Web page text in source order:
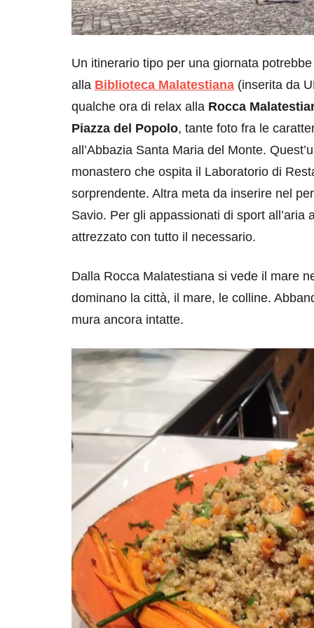
Un itinerario tipo per una giornata
alla Biblioteca Malatestiana (inserita da
qualche ora di relax alla Rocca
Piazza del Popolo, tante foto fra le
all’Abbazia Santa Maria del Monte.
monastero che ospita il Laboratorio di
sorprendente. Altra meta da inserire nel
Savio. Per gli appassionati di sport all’aria
attrezzato con tutto il necessario.
Dalla Rocca Malatestiana si vede il mare
dominano la città, il mare, le colline.
mura ancora intatte.